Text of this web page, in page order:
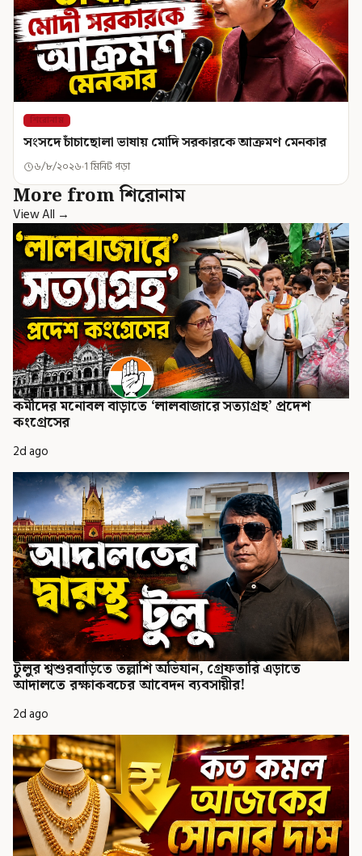
শিরোনাম
সংসদে চাঁচাছোলা ভাষায় মোদি সরকারকে আক্রমণ মেনকার
৬/৮/২০২৬ 1 মিনিট পড়া
More from শিরোনাম
View All →
কর্মীদের মনোবল বাড়াতে ‘লালবাজারে সত্যাগ্রহ’ প্রদেশ
কংগ্রেসের
2d ago
টুলুর শ্বশুরবাড়িতে তল্লাশি অভিযান, গ্রেফতারি এড়াতে
আদালতে রক্ষাকবচের আবেদন ব্যবসায়ীর!
2d ago